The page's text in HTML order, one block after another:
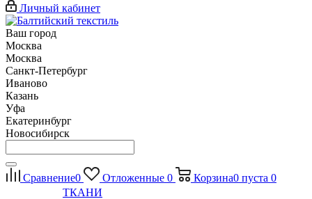
Личный кабинет
Ваш город
Москва
Москва
Санкт-Петербург
Иваново
Казань
Уфа
Екатеринбург
Новосибирск
Сравнение0 Отложенные 0 Корзина0 пуста 0
ТКАНИ